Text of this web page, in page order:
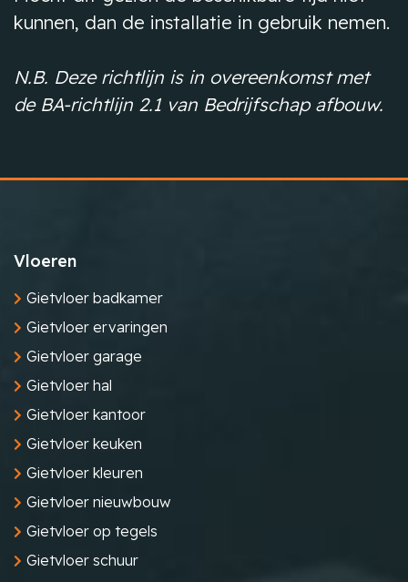
kunnen, dan de installatie in gebruik nemen.
N.B. Deze richtlijn is in overeenkomst met
de BA-richtlijn 2.1 van Bedrijfschap afbouw.
Vloeren
Gietvloer badkamer
Gietvloer ervaringen
Gietvloer garage
Gietvloer hal
Gietvloer kantoor
Gietvloer keuken
Gietvloer kleuren
Gietvloer nieuwbouw
Gietvloer op tegels
Gietvloer schuur